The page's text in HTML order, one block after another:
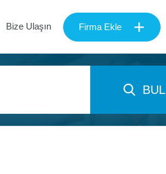
Bize Ulaşın Firma Ekle +
BUL